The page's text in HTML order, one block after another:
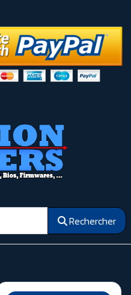
Rechercher